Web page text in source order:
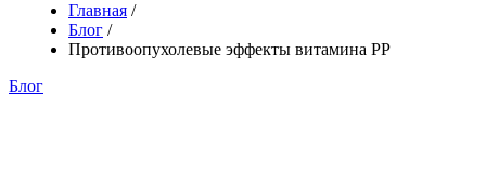
Главная /
Блог /
Противоопухолевые эффекты витамина РР
Блог